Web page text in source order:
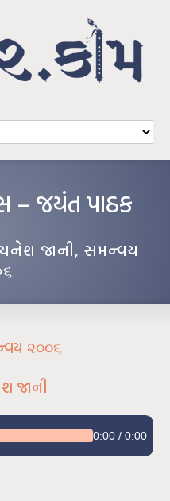
– જયંત પાઠક
જાની, સમન્વય
૨૦૦૬
જાની
0:00/ 0:00